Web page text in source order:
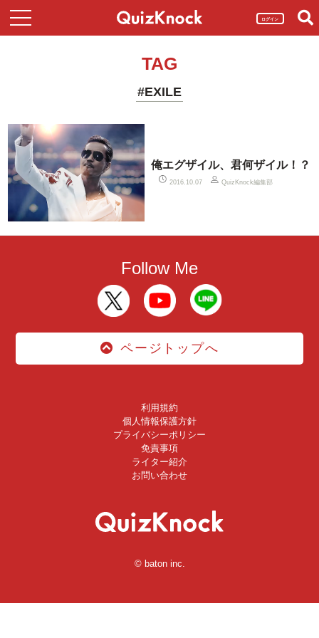
ログイン
TAG
#EXILE
俺エグザイル、君何ザイル！？
2016.10.07 QuizKnock編集部
Follow Me
ページトップへ
利用規約
個人情報保護方針
プライバシーポリシー
免責事項
ライター紹介
お問い合わせ
© baton inc.